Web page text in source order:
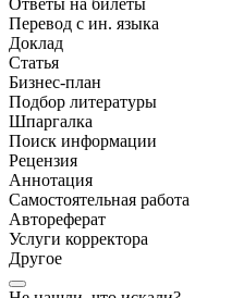
Ответы на билеты
Перевод с ин. языка
Доклад
Статья
Бизнес-план
Подбор литературы
Шпаргалка
Поиск информации
Рецензия
Аннотация
Самостоятельная работа
Автореферат
Услуги корректора
Другое